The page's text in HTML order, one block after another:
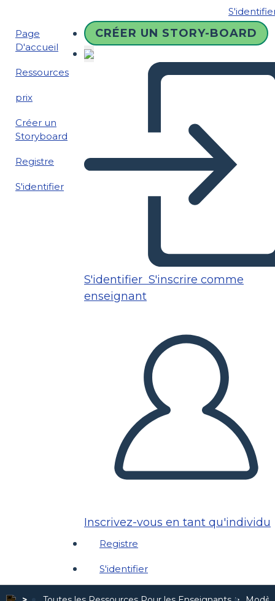
Page
D'accueil
Ressources
prix
Créer un
Storyboard
Registre
S'identifier
CRÉER UN STORY-BOARD
S'identifier S'inscrire comme
enseignant
Inscrivez-vous en tant qu'individu
Registre
S'identifier